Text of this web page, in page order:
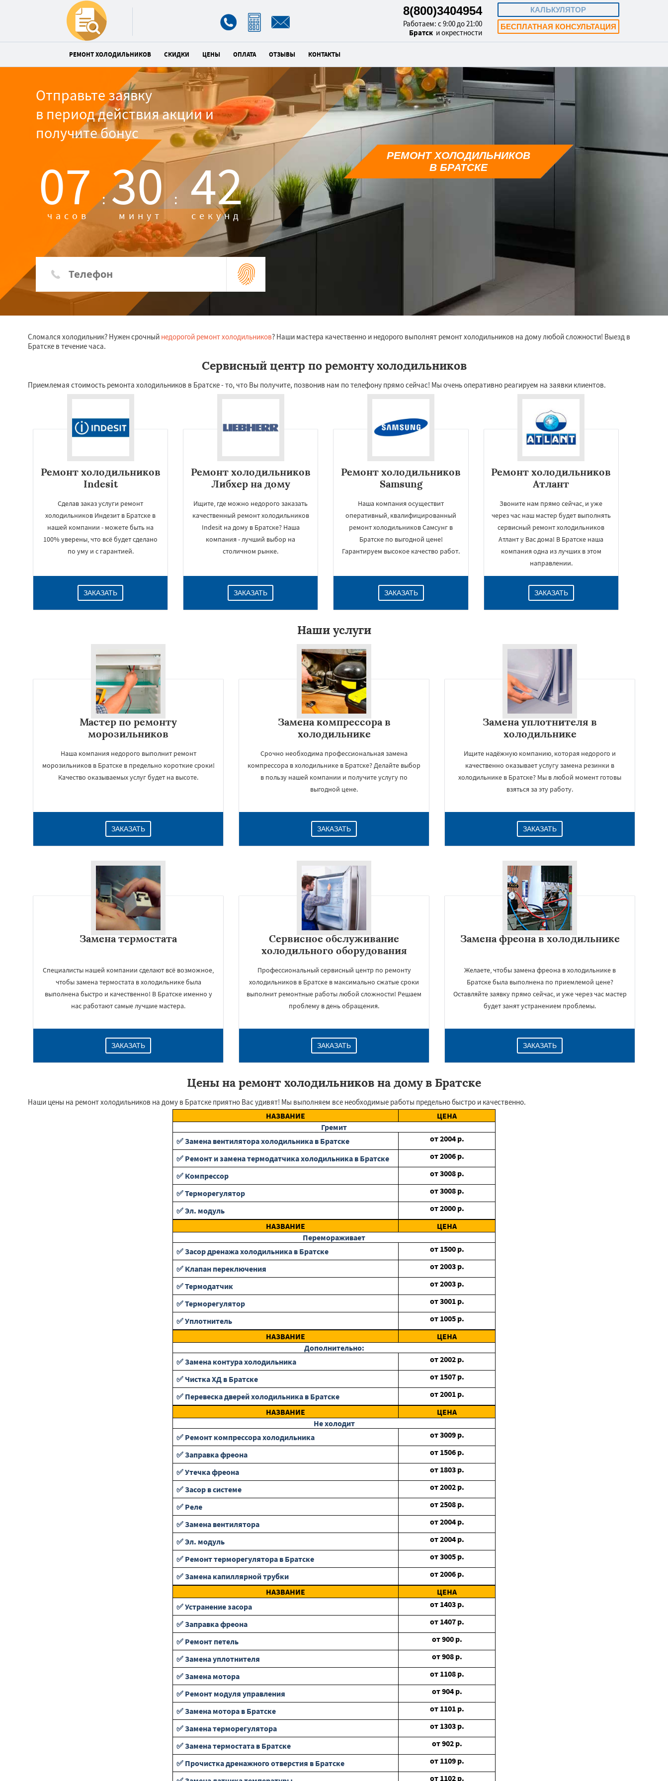
КАЛЬКУЛЯТОР
БЕСПЛАТНАЯ КОНСУЛЬТАЦИЯ
8(800)3404954
Работаем: с 9:00 до 21:00
Братск и окрестности
РЕМОНТ ХОЛОДИЛЬНИКОВ СКИДКИ ЦЕНЫ ОПЛАТА ОТЗЫВЫ КОНТАКТЫ
Отправьте заявку
в период действия акции и
получите бонус
07 :
часов 30 :
минут 41
секунд
РЕМОНТ ХОЛОДИЛЬНИКОВ
В БРАТСКЕ
Сломался холодильник? Нужен срочный недорогой ремонт холодильников? Наши мастера качественно и недорого выполнят ремонт холодильников на дому любой сложности! Выезд в
Братске в течение часа.
Сервисный центр по ремонту холодильников
Приемлемая стоимость ремонта холодильников в Братске - то, что Вы получите, позвонив нам по телефону прямо сейчас! Мы очень оперативно реагируем на заявки клиентов.
Ремонт холодильников
Indesit
Сделав заказ услуги ремонт
холодильников Индезит в Братске в
нашей компании - можете быть на
100% уверены, что всё будет сделано
по уму и с гарантией.
ЗАКАЗАТЬ
Ремонт холодильников
Либхер на дому
Ищите, где можно недорого заказать
качественный ремонт холодильников
Indesit на дому в Братске? Наша
компания - лучший выбор на
столичном рынке.
ЗАКАЗАТЬ
Ремонт холодильников
Samsung
Наша компания осуществит
оперативный, квалифицированный
ремонт холодильников Самсунг в
Братске по выгодной цене!
Гарантируем высокое качество работ.
ЗАКАЗАТЬ
Ремонт холодильников
Атлант
Звоните нам прямо сейчас, и уже
через час наш мастер будет выполнять
сервисный ремонт холодильников
Атлант у Вас дома! В Братске наша
компания одна из лучших в этом
направлении.
ЗАКАЗАТЬ
Наши услуги
Мастер по ремонту
морозильников
Наша компания недорого выполнит ремонт
морозильников в Братске в предельно короткие сроки!
Качество оказываемых услуг будет на высоте.
ЗАКАЗАТЬ
Замена компрессора в
холодильнике
Срочно необходима профессиональная замена
компрессора в холодильнике в Братске? Делайте выбор
в пользу нашей компании и получите услугу по
выгодной цене.
ЗАКАЗАТЬ
Замена уплотнителя в
холодильнике
Ищите надёжную компанию, которая недорого и
качественно оказывает услугу замена резинки в
холодильнике в Братске? Мы в любой момент готовы
взяться за эту работу.
ЗАКАЗАТЬ
Замена термостата
Специалисты нашей компании сделают всё возможное,
чтобы замена термостата в холодильнике была
выполнена быстро и качественно! В Братске именно у
нас работают самые лучшие мастера.
ЗАКАЗАТЬ
Сервисное обслуживание
холодильного оборудования
Профессиональный сервисный центр по ремонту
холодильников в Братске в максимально сжатые сроки
выполнит ремонтные работы любой сложности! Решаем
проблему в день обращения.
ЗАКАЗАТЬ
Замена фреона в холодильнике
Желаете, чтобы замена фреона в холодильнике в
Братске была выполнена по приемлемой цене?
Оставляйте заявку прямо сейчас, и уже через час мастер
будет занят устранением проблемы.
ЗАКАЗАТЬ
Цены на ремонт холодильников на дому в Братске
Наши цены на ремонт холодильников на дому в Братске приятно Вас удивят! Мы выполняем все необходимые работы предельно быстро и качественно.
НАЗВАНИЕ
ЦЕНА
Гремит
✅ Замена вентилятора холодильника в Братске
от2004 р.
✅ Ремонт и замена термодатчика холодильника в Братске
от2006 р.
✅ Компрессор
от3008 р.
✅ Терморегулятор
от3008 р.
✅ Эл. модуль
от2000 р.
НАЗВАНИЕ
ЦЕНА
Перемораживает
✅ Засор дренажа холодильника в Братске
от 1500 р.
✅ Клапан переключения
от2003 р.
✅ Термодатчик
от2003 р.
✅ Терморегулятор
от3001 р.
✅ Уплотнитель
от 1005 р.
НАЗВАНИЕ
ЦЕНА
Дополнительно:
✅ Замена контура холодильника
от2002 р.
✅ Чистка ХД в Братске
от 1507 р.
✅ Перевеска дверей холодильника в Братске
от2001 р.
НАЗВАНИЕ
ЦЕНА
Не холодит
✅ Ремонт компрессора холодильника
от3009 р.
✅ Заправка фреона
от 1506 р.
✅ Утечка фреона
от 1803 р.
✅ Засор в системе
от2002 р.
✅ Реле
от2508 р.
✅ Замена вентилятора
от2004 р.
✅ Эл. модуль
от2004 р.
✅ Ремонт терморегулятора в Братске
от3005 р.
✅ Замена капиллярной трубки
от2006 р.
НАЗВАНИЕ
ЦЕНА
✅ Устранение засора
от 1403 р.
✅ Заправка фреона
от 1407 р.
✅ Ремонт петель
от900 р.
✅ Замена уплотнителя
от908 р.
✅ Замена мотора
от 1108 р.
✅ Ремонт модуля управления
от904 р.
✅ Замена мотора в Братске
от 1101 р.
✅ Замена терморегулятора
от 1303 р.
✅ Замена термостата в Братске
от902 р.
✅ Прочистка дренажного отверстия в Братске
от 1109 р.
от 1102 р.
Даю согласие на обработку персональных данных